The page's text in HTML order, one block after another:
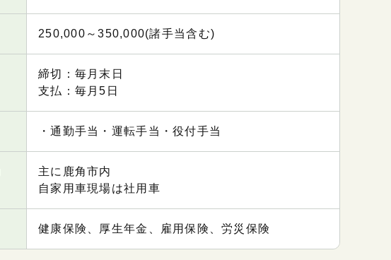
250,000～350,000(諸手当含む)
締切：毎月末日
支払：毎月5日
・通勤手当・運転手当・役付手当
主に鹿角市内
自家用車現場は社用車
健康保険、厚生年金、雇用保険、労災保険